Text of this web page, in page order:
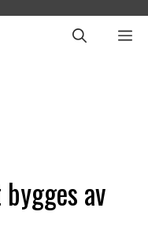
av